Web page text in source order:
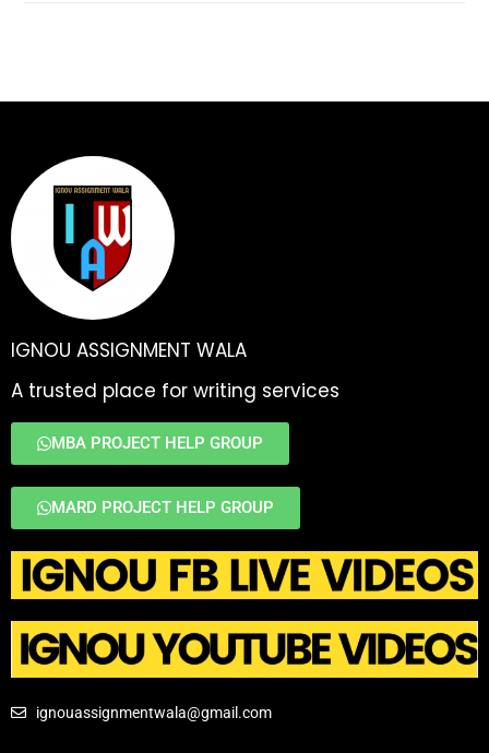
IGNOU ASSIGNMENT WALA
A trusted place for writing services
MBA PROJECT HELP GROUP
MARD PROJECT HELP GROUP
ignouassignmentwala@gmail.com